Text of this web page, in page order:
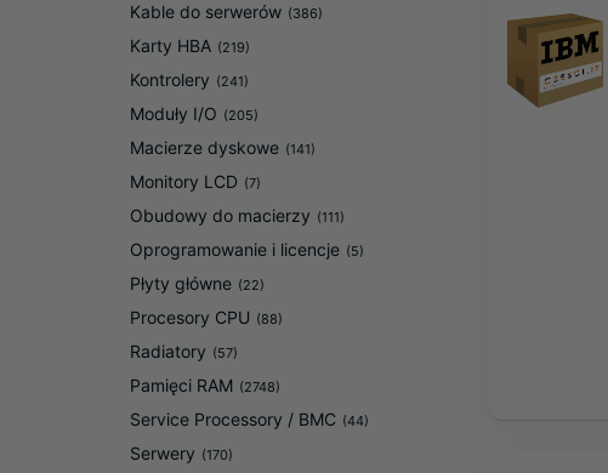
Kable do serwerów (386)
Karty HBA (219)
Kontrolery (241)
Moduły I/O (205)
Macierze dyskowe (141)
Monitory LCD (7)
Obudowy do macierzy (111)
Oprogramowanie i licencje (5)
Płyty główne (22)
Procesory CPU (88)
Radiatory (57)
Pamięci RAM (2748)
Service Processory / BMC (44)
Serwery (170)